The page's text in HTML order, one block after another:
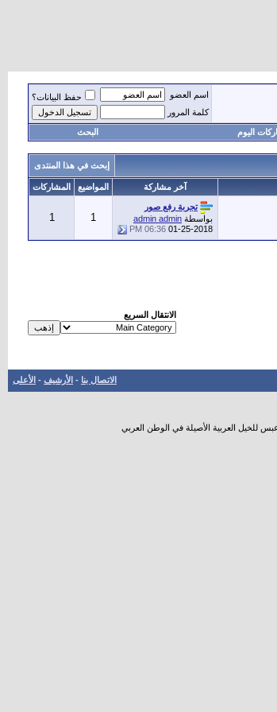
اسم العضو
حفظ البيانات؟
كلمة المرور
اليوم البحث
إبحث في هذا المنتدى
آخر مشاركة المواضيع المشاركات
تجربة رفع صور
بواسطة admin admin
01-25-2018
06:36 PM
1
1
الانتقال السريع
الاتصال بنا - الأرشيف - الأعلى
للخيل العربية الأصيلة في الوطن العربي